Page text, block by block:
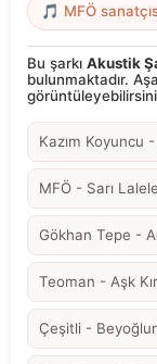
🎵 MFÖ
Bu şarkı Akustik
bulunmaktadır.
Kazım Koyuncu
MFÖ - Sarı
Gökhan Tepe -
Teoman - Aşk
Çeşitli -